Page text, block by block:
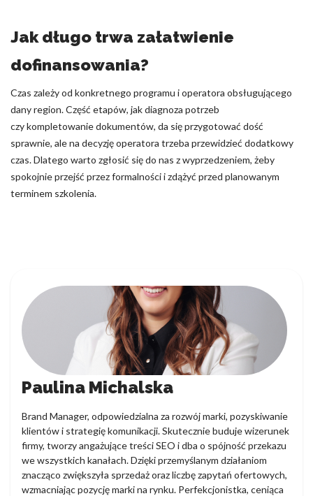
Jak długo trwa załatwienie
dofinansowania?
Czas zależy od konkretnego programu i operatora obsługującego
dany region. Część etapów, jak diagnoza potrzeb
czy kompletowanie dokumentów, da się przygotować dość
sprawnie, ale na decyzję operatora trzeba przewidzieć dodatkowy
czas. Dlatego warto zgłosić się do nas z wyprzedzeniem, żeby
spokojnie przejść przez formalności i zdążyć przed planowanym
terminem szkolenia.
Paulina Michalska
Brand Manager, odpowiedzialna za rozwój marki, pozyskiwanie
klientów i strategię komunikacji. Skutecznie buduje wizerunek
firmy, tworzy angażujące treści SEO i dba o spójność przekazu
we wszystkich kanałach. Dzięki przemyślanym działaniom
znacząco zwiększyła sprzedaż oraz liczbę zapytań ofertowych,
wzmacniając pozycję marki na rynku. Perfekcjonistka, ceniąca